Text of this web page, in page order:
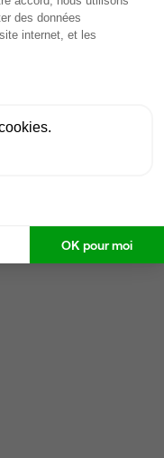
des données
internet, et les
OK pour moi